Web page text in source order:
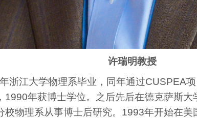
许瑞明教授
浙江大学物理系毕业，同年通过CUSPEA
1990年获博士学位。之后先后在德克萨斯大
校物理系从事博士后研究。1993年开始在美